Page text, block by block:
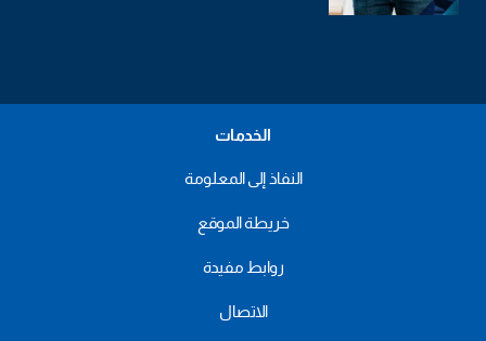
الخدمات
النفاذ إلى المعلومة
خريطة الموقع
روابط مفيدة
الاتصال